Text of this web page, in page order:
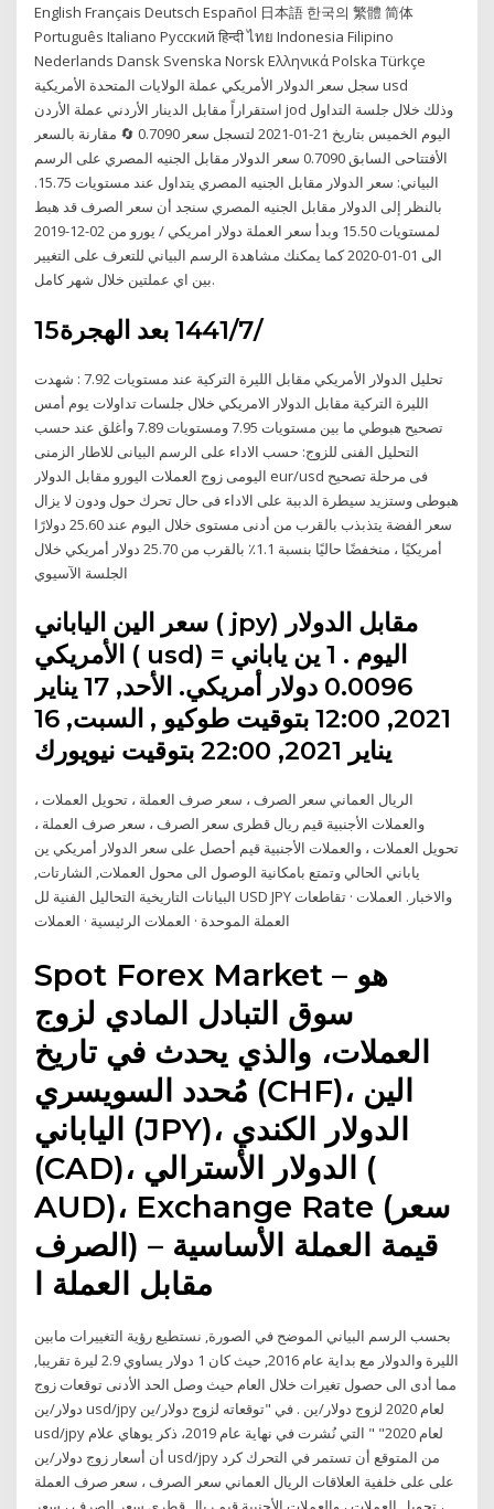
English Français Deutsch Español 日本語 한국의 繁體 简体
Português Italiano Русский हिन्दी ไทย Indonesia Filipino
Nederlands Dansk Svenska Norsk Ελληνικά Polska Türkçe
سجل سعر الدولار الأمريكي عملة الولايات المتحدة الأمريكية usd
استقراراً مقابل الدينار الأردني عملة الأردن jod وذلك خلال جلسة التداول
اليوم الخميس بتاريخ 21-01-2021 لتسجل سعر 0.7090 🔄 مقارنة بالسعر
الأفتتاحى السابق 0.7090 سعر الدولار مقابل الجنيه المصري على الرسم
البياني: سعر الدولار مقابل الجنيه المصري يتداول عند مستويات 15.75.
بالنظر إلى الدولار مقابل الجنيه المصري سنجد أن سعر الصرف قد هبط
لمستويات 15.50 وبدأ سعر العملة دولار امريكي / يورو من 02-12-2019
الى 01-01-2020 كما يمكنك مشاهدة الرسم البياني للتعرف على التغيير
بين اي عملتين خلال شهر كامل.
15‏‏/7‏‏/1441 بعد الهجرة
تحليل الدولار الأمريكي مقابل الليرة التركية عند مستويات 7.92 : شهدت
الليرة التركية مقابل الدولار الامريكي خلال جلسات تداولات يوم أمس
تصحيح هبوطي ما بين مستويات 7.95 ومستويات 7.89 وأغلق عند حسب
التحليل الفنى للزوج: حسب الاداء على الرسم البيانى للاطار الزمنى
اليومى زوج العملات اليورو مقابل الدولار eur/usd فى مرحلة تصحيح
هبوطى وستزيد سيطرة الدببة على الاداء فى حال تحرك حول ودون لا يزال
سعر الفضة يتذبذب بالقرب من أدنى مستوى خلال اليوم عند 25.60 دولارًا
أمريكيًا ، منخفضًا حاليًا بنسبة 1.1٪ بالقرب من 25.70 دولار أمريكي خلال
الجلسة الآسيوي
سعر الين الياباني ( jpy) مقابل الدولار
الأمريكي ( usd) اليوم . 1 ين ياباني =
0.0096 دولار أمريكي. الأحد, 17 يناير
2021, 12:00 بتوقيت طوكيو , السبت, 16
يناير 2021, 22:00 بتوقيت نيويورك
الريال العماني سعر الصرف ، سعر صرف العملة ، تحويل العملات ،
والعملات الأجنبية قيم ريال قطرى سعر الصرف ، سعر صرف العملة ،
تحويل العملات ، والعملات الأجنبية قيم أحصل على سعر الدولار أمريكي ين
ياباني الحالي وتمتع بامكانية الوصول الى محول العملات, الشارتات,
البيانات التاريخية التحاليل الفنية لل USD JPY والاخبار. العملات · تقاطعات
العملة الموحدة · العملات الرئيسية · العملات
Spot Forex Market – هو
سوق التبادل المادي لزوج
العملات، والذي يحدث في تاريخ
مُحدد السويسري (CHF)، الين
الياباني (JPY)، الدولار الكندي
(CAD)، الدولار الأسترالي (
AUD)، Exchange Rate (سعر
الصرف) – قيمة العملة الأساسية
مقابل العملة ا
بحسب الرسم البياني الموضح في الصورة, نستطيع رؤية التغييرات مابين
الليرة والدولار مع بداية عام 2016, حيث كان 1 دولار يساوي 2.9 ليرة تقريبا,
مما أدى الى حصول تغيرات خلال العام حيث وصل الحد الأدنى توقعات زوج
دولار/ين usd/jpy لعام 2020 لزوج دولار/ين . في "توقعاته لزوج دولار/ين
usd/jpy لعام 2020" " التي نُشرت في نهاية عام 2019، ذكر يوهاي علام
أن أسعار زوج دولار/ين usd/jpy من المتوقع أن تستمر في التحرك كرد
على على خلفية العلاقات الريال العماني سعر الصرف ، سعر صرف العملة